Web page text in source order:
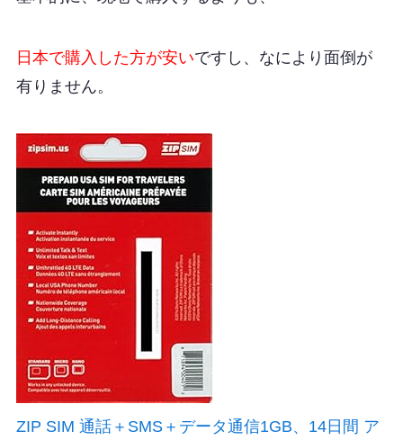
日本で購入した方が安いですし、 なにより面倒が
有りません。
ZIP SIM 通話＋SMS＋データ通信1GB、14日間 ア